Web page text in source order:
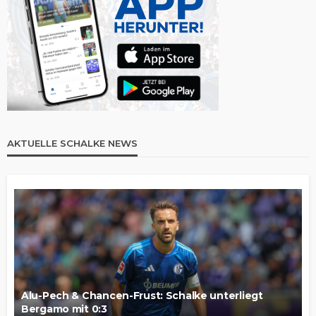
AKTUELLE SCHALKE NEWS
Alu-Pech & Chancen-Frust: Schalke unterliegt
Bergamo mit 0:3